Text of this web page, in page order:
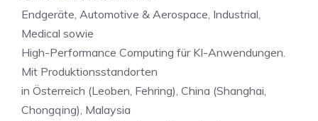
Endgeräte, Automotive & Aerospace, Industrial,
Medical sowie
High-Performance Computing für KI-Anwendungen.
Mit Produktionsstandorten
in Österreich (Leoben, Fehring), China (Shanghai,
Chongqing), Malaysia